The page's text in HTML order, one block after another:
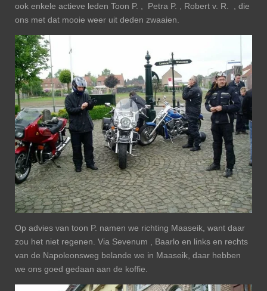
ook enkele actieve leden Toon P. , Petra P. , Robert v. R. , die
ons met dat mooie weer uit deden zwaaien.
Op advies van toon P. namen we richting Maaseik, want daar
zou het niet regenen. Via Sevenum , Baarlo en links en rechts
van de Napoleonsweg belande we in Maaseik, daar hebben
we ons goed gedaan aan de koffie.